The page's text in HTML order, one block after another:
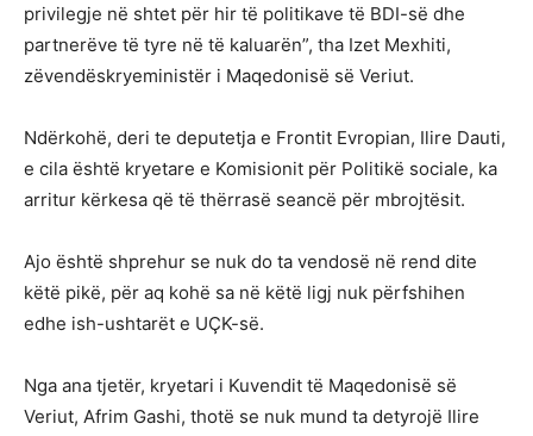
privilegje në shtet për hir të politikave të BDI-së dhe
partnerëve të tyre në të kaluarën”, tha Izet Mexhiti,
zëvendëskryeministër i Maqedonisë së Veriut.
Ndërkohë, deri te deputetja e Frontit Evropian, Ilire Dauti,
e cila është kryetare e Komisionit për Politikë sociale, ka
arritur kërkesa që të thërrasë seancë për mbrojtësit.
Ajo është shprehur se nuk do ta vendosë në rend dite
këtë pikë, për aq kohë sa në këtë ligj nuk përfshihen
edhe ish-ushtarët e UÇK-së.
Nga ana tjetër, kryetari i Kuvendit të Maqedonisë së
Veriut, Afrim Gashi, thotë se nuk mund ta detyrojë Ilire